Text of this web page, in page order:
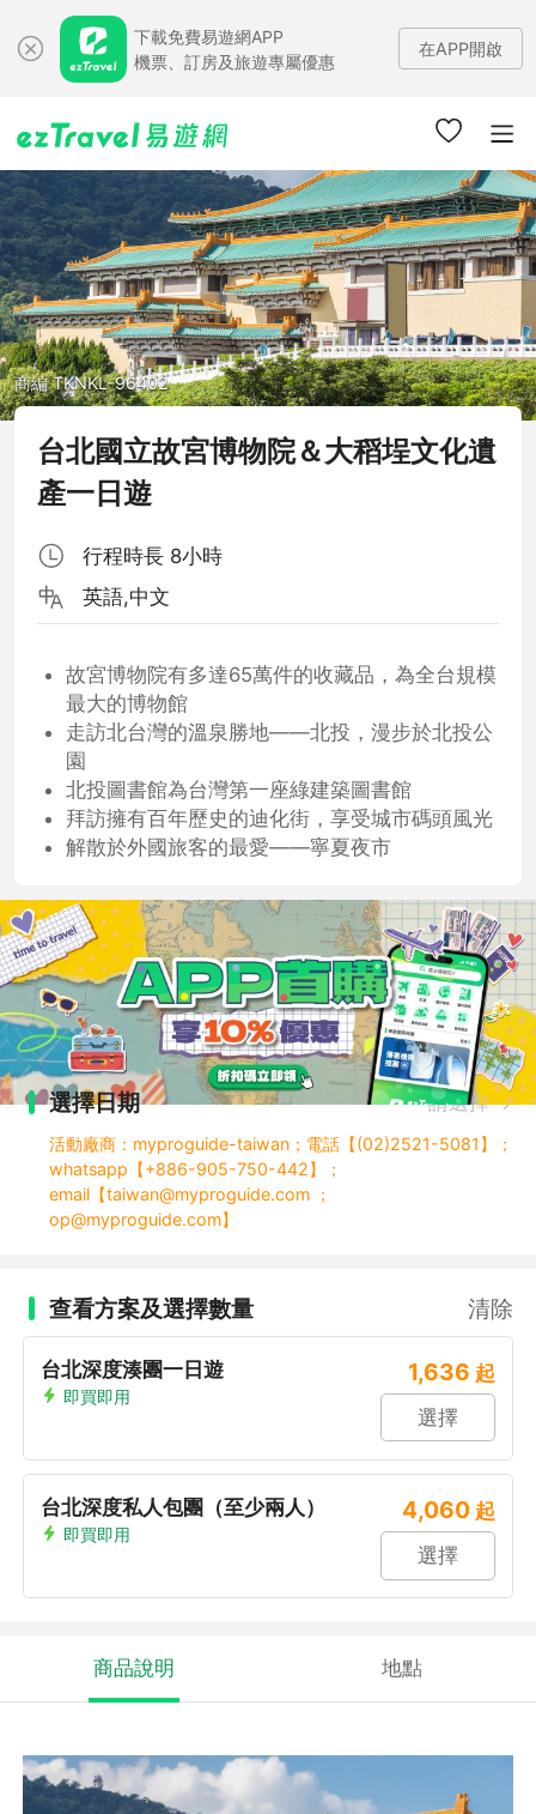
下載免費易遊網APP
機票、訂房及旅遊專屬優惠
在APP開啟
商編 TKNKL-96402
台北國立故宮博物院＆大稻埕文化遺
產一日遊
行程時長 8小時
英語,中文
故宮博物院有多達65萬件的收藏品，為全台規模
最大的博物館
走訪北台灣的溫泉勝地——北投，漫步於北投公
園
北投圖書館為台灣第一座綠建築圖書館
拜訪擁有百年歷史的迪化街，享受城市碼頭風光
解散於外國旅客的最愛——寧夏夜市
選擇日期 請選擇
活動廠商：myproguide-taiwan；電話【(02)2521-5081】；
whatsapp【+886-905-750-442】；
email【taiwan@myproguide.com ；
op@myproguide.com】
查看方案及選擇數量 清除
台北深度湊團一日遊
即買即用
1,636 起
選擇
台北深度私人包團（至少兩人）
即買即用
4,060 起
選擇
商品說明 地點